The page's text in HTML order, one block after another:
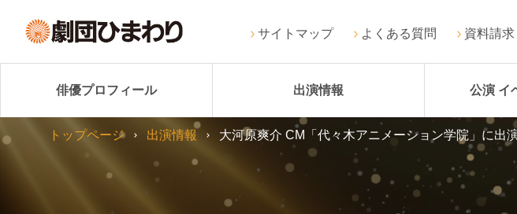
サイトマップ よくある質問 資料請
俳優プロフィール 出演情報 公演 イ
トップページ 出演情報 大河原爽介 CM「代々木アニメーション学院」に出